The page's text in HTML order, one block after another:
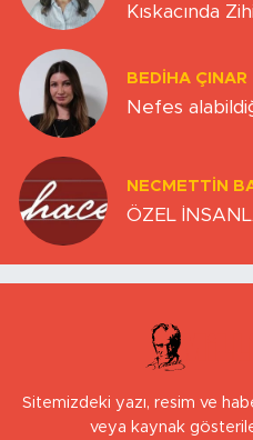
Kıskacında
BEDIHA ÇINAR
Nefes
NECMETTIN
ÖZEL
Sitemizdeki yazı, resim ve
veya kaynak